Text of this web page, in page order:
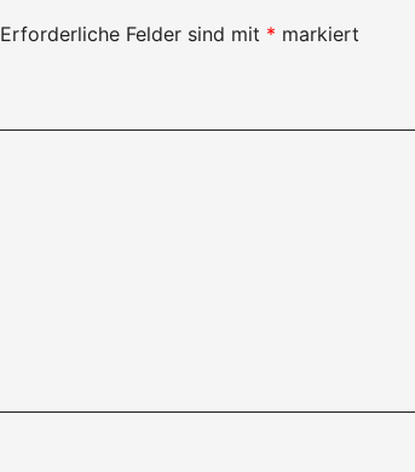
Erforderliche Felder sind mit * markiert